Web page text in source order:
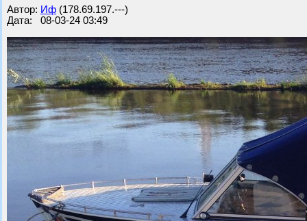
Автор: Иф (178.69.197.---)
Дата: 08-03-24 03:49